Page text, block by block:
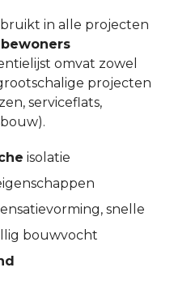
in alle projecten
omvat zowel
projecten
serviceflats,
isolatie
snelle
bouwvocht